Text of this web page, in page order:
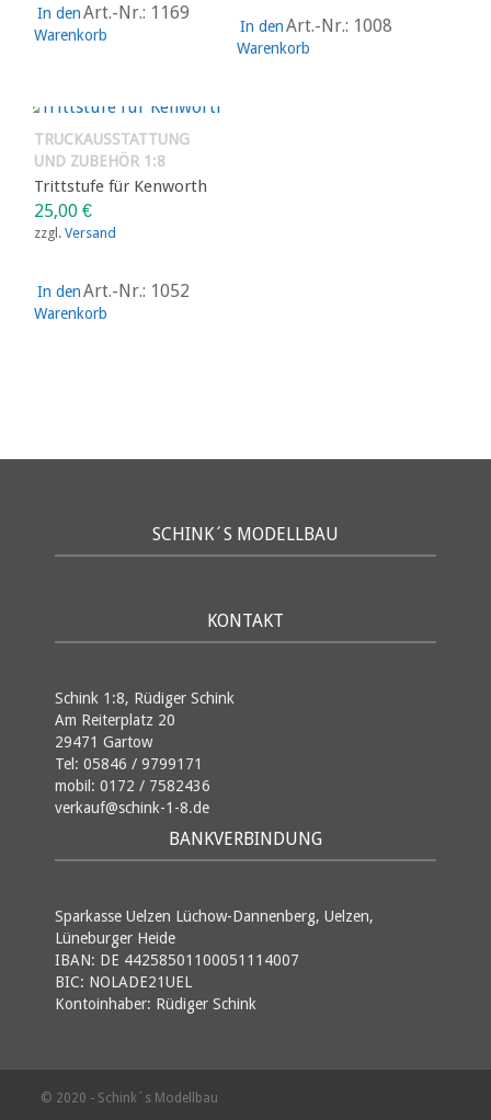
In den
Warenkorb
Art.-Nr.: 1169
In den
Warenkorb
Art.-Nr.: 1008
TRUCKAUSSTATTUNG
UND ZUBEHÖR 1:8
Trittstufe für Kenworth
25,00 €
zzgl. Versand
In den
Warenkorb
Art.-Nr.: 1052
SCHINK´S MODELLBAU
KONTAKT
Schink 1:8, Rüdiger Schink
Am Reiterplatz 20
29471 Gartow
Tel: 05846 / 9799171
mobil: 0172 / 7582436
verkauf@schink-1-8.de
BANKVERBINDUNG
Sparkasse Uelzen Lüchow-Dannenberg, Uelzen,
Lüneburger Heide
IBAN: DE 44258501100051114007
BIC: NOLADE21UEL
Kontoinhaber: Rüdiger Schink
© 2020 - Schink´s Modellbau